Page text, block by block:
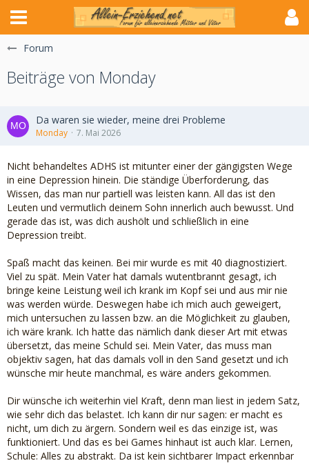
Forum
Beiträge von Monday
Da waren sie wieder, meine drei Probleme
Monday 7. Mai 2026
Nicht behandeltes ADHS ist mitunter einer der gängigsten Wege
in eine Depression hinein. Die ständige Überforderung, das
Wissen, das man nur partiell was leisten kann. All das ist den
Leuten und vermutlich deinem Sohn innerlich auch bewusst. Und
gerade das ist, was dich aushölt und schließlich in eine
Depression treibt.
Spaß macht das keinen. Bei mir wurde es mit 40 diagnostiziert.
Viel zu spät. Mein Vater hat damals wutentbrannt gesagt, ich
bringe keine Leistung weil ich krank im Kopf sei und aus mir nie
was werden würde. Deswegen habe ich mich auch geweigert,
mich untersuchen zu lassen bzw. an die Möglichkeit zu glauben,
ich wäre krank. Ich hatte das nämlich dank dieser Art mit etwas
übersetzt, das meine Schuld sei. Mein Vater, das muss man
objektiv sagen, hat das damals voll in den Sand gesetzt und ich
wünsche mir heute manchmal, es wäre anders gekommen.
Dir wünsche ich weiterhin viel Kraft, denn man liest in jedem Satz,
wie sehr dich das belastet. Ich kann dir nur sagen: er macht es
nicht, um dich zu ärgern. Sondern weil es das einzige ist, was
funktioniert. Und das es bei Games hinhaut ist auch klar. Lernen,
Schule: Alles zu abstrakt. Da ist kein sichtbarer Impact erkennbar